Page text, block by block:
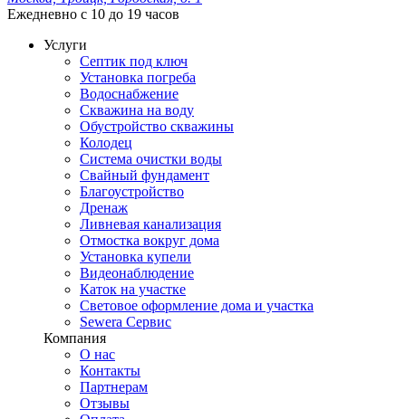
Ежедневно с 10 до 19 часов
Услуги
Септик под ключ
Установка погреба
Водоснабжение
Скважина на воду
Обустройство скважины
Колодец
Система очистки воды
Свайный фундамент
Благоустройство
Дренаж
Ливневая канализация
Отмостка вокруг дома
Установка купели
Видеонаблюдение
Каток на участке
Световое оформление дома и участка
Sewera Сервис
Компания
О нас
Контакты
Партнерам
Отзывы